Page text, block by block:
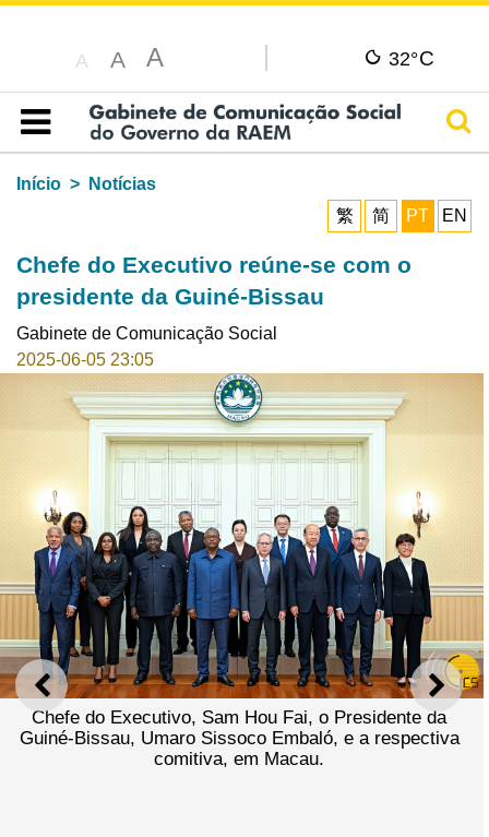
A A A 32°C
Índice
Início
Notícias
繁
简 PT EN
Chefe do Executivo reúne-se com o
presidente da Guiné-Bissau
Gabinete de Comunicação Social
2025-06-05 23:05
ANTERIOR
Chefe do Executivo, Sam Hou Fai, o Presidente da
Guiné-Bissau, Umaro Sissoco Embaló, e a respectiva
comitiva, em Macau.